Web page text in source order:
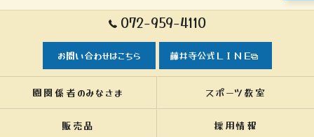
072-959-4110
お問い合わせはこちら 藤井寺公式ＬＩＮＥ
園関係者のみなさま スポーツ教室
販売品 採用情報